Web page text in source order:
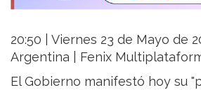
20:50 | Viernes 23 de Mayo de
Argentina | Fenix
El Gobierno manifestó hoy su